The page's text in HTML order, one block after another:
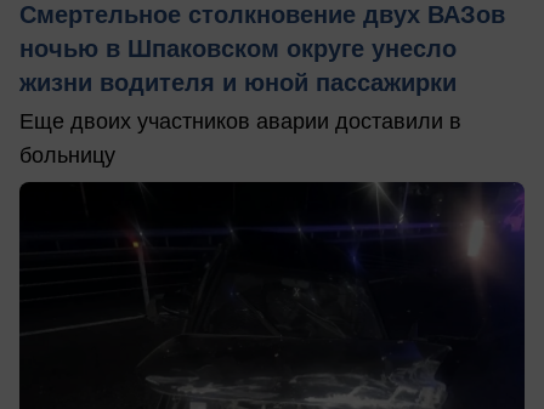
Смертельное столкновение двух ВАЗов
ночью в Шпаковском округе унесло
жизни водителя и юной пассажирки
Еще двоих участников аварии доставили в
больницу